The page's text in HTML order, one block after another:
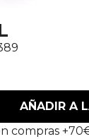
AÑADIR A
compras